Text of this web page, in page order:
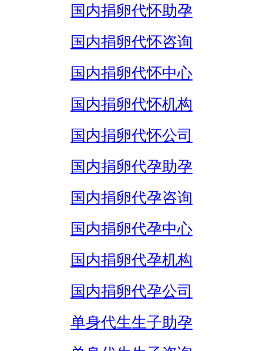
国内捐卵代怀助孕
国内捐卵代怀咨询
国内捐卵代怀中心
国内捐卵代怀机构
国内捐卵代怀公司
国内捐卵代孕助孕
国内捐卵代孕咨询
国内捐卵代孕中心
国内捐卵代孕机构
国内捐卵代孕公司
单身代生生子助孕